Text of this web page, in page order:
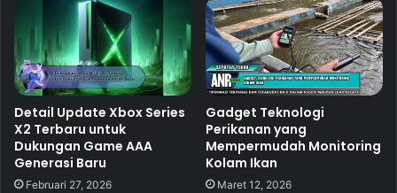
Detail Update Xbox Series
X2 Terbaru untuk
Dukungan Game AAA
Generasi Baru
Februari 27, 2026
Gadget Teknologi
Perikanan yang
Mempermudah Monitoring
Kolam Ikan
Maret 12, 2026